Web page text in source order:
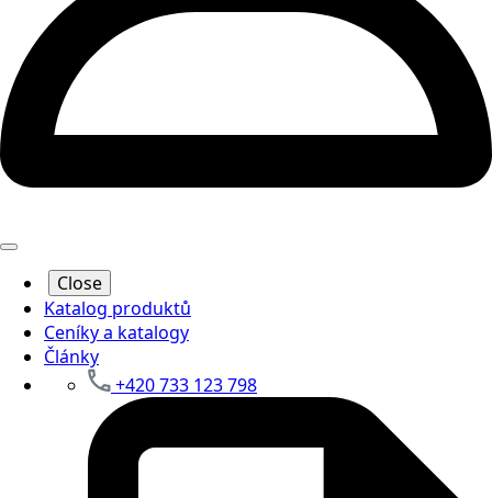
Close
Katalog produktů
Ceníky a katalogy
Články
+420 733 123 798